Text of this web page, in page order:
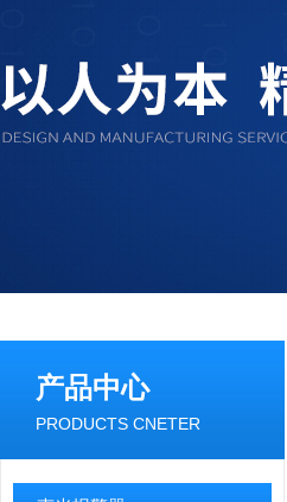
产品中心
PRODUCTS CNETER